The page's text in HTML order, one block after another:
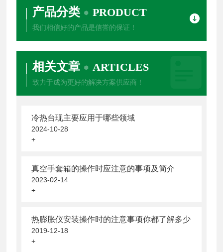
产品分类 PRODUCT
我们相信好的产品是信誉的保证！
相关文章 ARTICLES
致力于成为更好的解决方案供应商！
冷热台现主要应用于哪些领域
2024-10-28
+
真空手套箱的操作时应注意的事项及简介
2023-02-14
+
热膨胀仪安装操作时的注意事项你都了解多少
2019-12-18
+